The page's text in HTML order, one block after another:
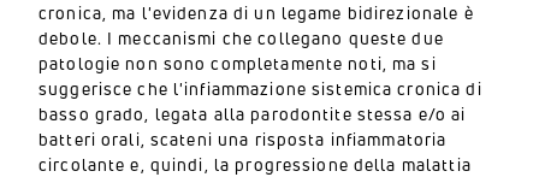
cronica, ma l'evidenza di un legame bidirezionale è
debole. I meccanismi che collegano queste due
patologie non sono completamente noti, ma si
suggerisce che l'infiammazione sistemica cronica di
basso grado, legata alla parodontite stessa e/o ai
batteri orali, scateni una risposta infiammatoria
circolante e, quindi, la progressione della malattia